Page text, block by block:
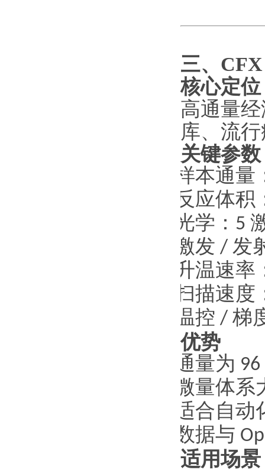
三、
核心定位
高通量
库、流
关键参数
样本通量
反应体积
光学： 5
激发 / 发
升温速率
扫描速度
温控 / 梯
优势
通量为 96
微量体系
适合自动
数据与
适用场景